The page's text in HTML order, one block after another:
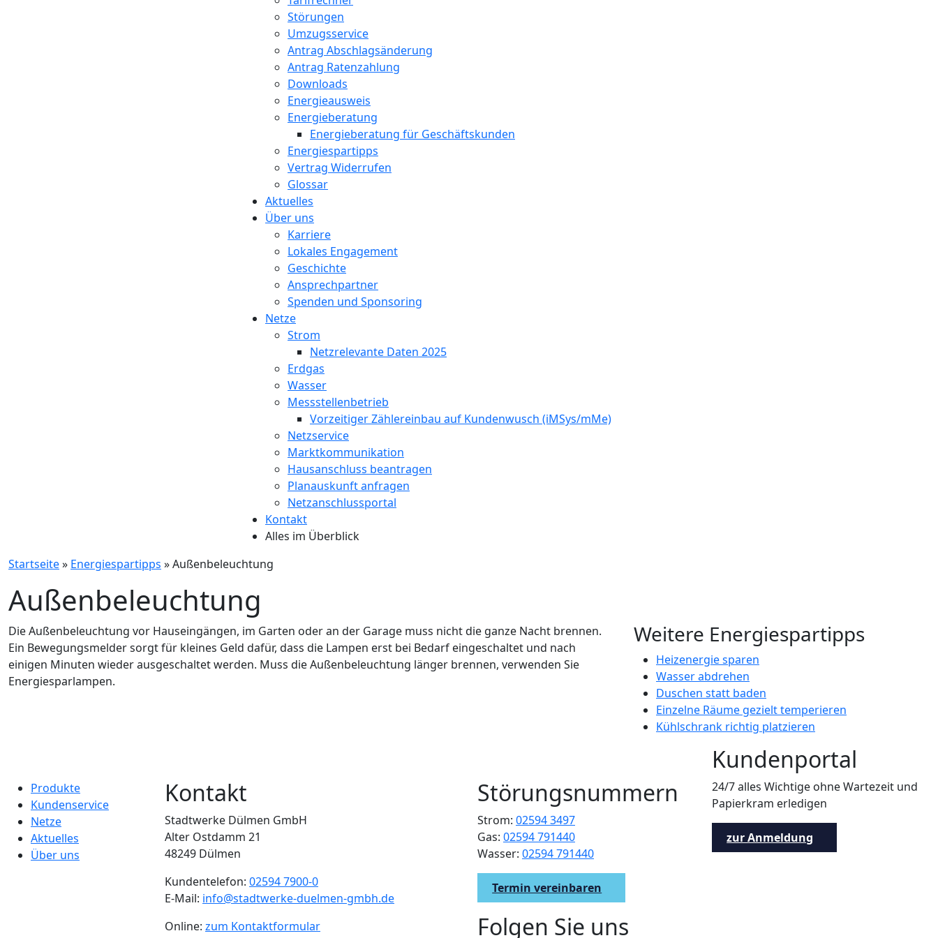
Störungen
Umzugsservice
Antrag Abschlagsänderung
Antrag Ratenzahlung
Downloads
Energieausweis
Energieberatung
Energieberatung für Geschäftskunden
Energiespartipps
Vertrag Widerrufen
Glossar
Aktuelles
Über uns
Karriere
Lokales Engagement
Geschichte
Ansprechpartner
Spenden und Sponsoring
Netze
Strom
Netzrelevante Daten 2025
Erdgas
Wasser
Messstellenbetrieb
Vorzeitiger Zählereinbau auf Kundenwusch (iMSys/mMe)
Netzservice
Marktkommunikation
Hausanschluss beantragen
Planauskunft anfragen
Netzanschlussportal
Kontakt
Alles im Überblick
Startseite» Energiespartipps »Außenbeleuchtung
Außenbeleuchtung
Die Außenbeleuchtung vor Hauseingängen, im Garten oder an der Garage muss nicht die ganze Nacht brennen.
Ein Bewegungsmelder sorgt für kleines Geld dafür, dass die Lampen erst bei Bedarf eingeschaltet und nach
einigen Minuten wieder ausgeschaltet werden. Muss die Außenbeleuchtung länger brennen, verwenden Sie
Energiesparlampen.
Weitere Energiespartipps
Heizenergie sparen
Wasser abdrehen
Duschen statt baden
Einzelne Räume gezielt temperieren
Kühlschrank richtig platzieren
Produkte
Kundenservice
Netze
Aktuelles
Über uns
Kontakt
Stadtwerke Dülmen GmbH
Alter Ostdamm 21
48249 Dülmen
Kundentelefon: 02594 7900-0
E-Mail: info@stadtwerke-duelmen-gmbh.de
Online: zum Kontaktformular
Störungsnummern
Strom: 02594 3497
Gas: 02594 791440
Wasser: 02594 791440
Termin vereinbaren
Folgen Sie uns
Kundenportal
24/7 alles Wichtige ohne Wartezeit und
Papierkram erledigen
zur Anmeldung